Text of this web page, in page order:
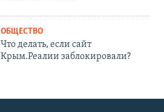
ОБЩЕСТВО
Что делать, если сайт
Крым.Реалии заблокировали?